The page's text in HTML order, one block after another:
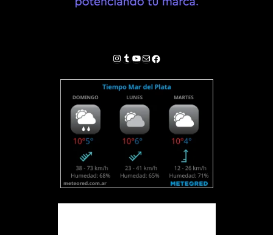
Instagram
Tumblr
YouTube
Correo electrónico
Facebook